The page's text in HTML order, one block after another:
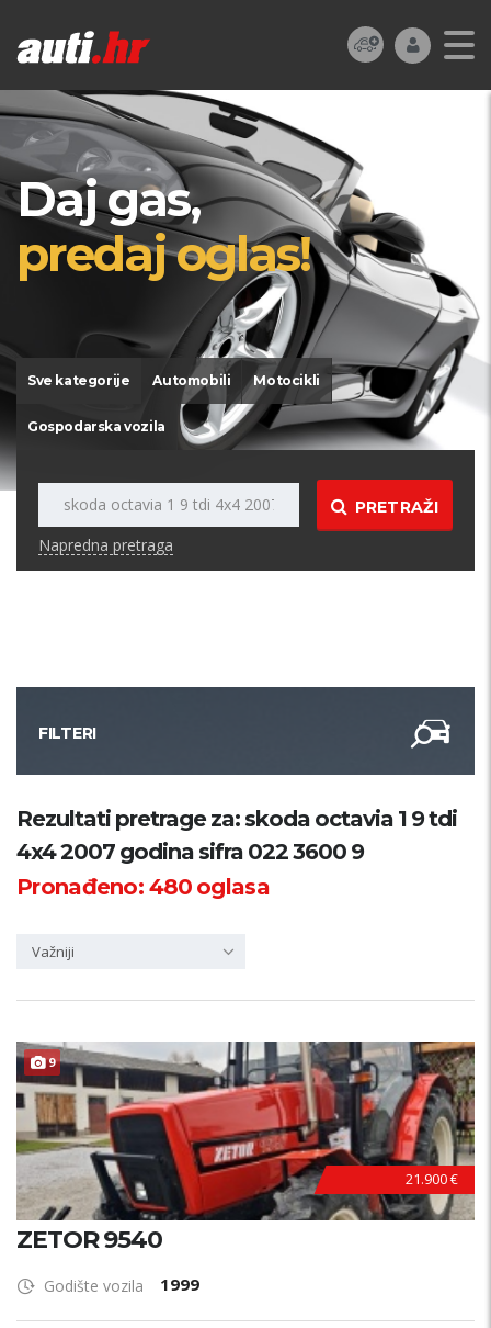
Daj gas,
predaj oglas!
Sve kategorije Automobili Motocikli
Gospodarska vozila
PRETRAŽI
Napredna pretraga
FILTERI
Kategorija
Županija
Rezultati pretrage za: skoda octavia 1 9 tdi
4x4 2007 godina sifra 022 3600 9
Pronađeno:480oglasa
Važniji
9
21.900 €
ZETOR 9540
Godište vozila 1999